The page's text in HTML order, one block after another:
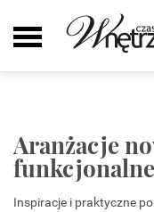
Aranżacje
Inspiracje i praktyczne